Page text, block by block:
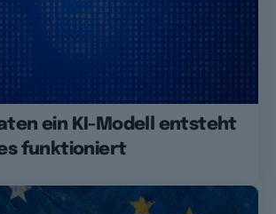
ein KI-Modell entsteht
funktioniert